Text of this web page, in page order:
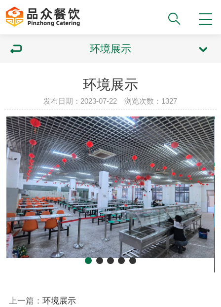
环境展示
环境展示
发布日期：2023-07-22 浏览次数：1327
上一篇： 环境展示